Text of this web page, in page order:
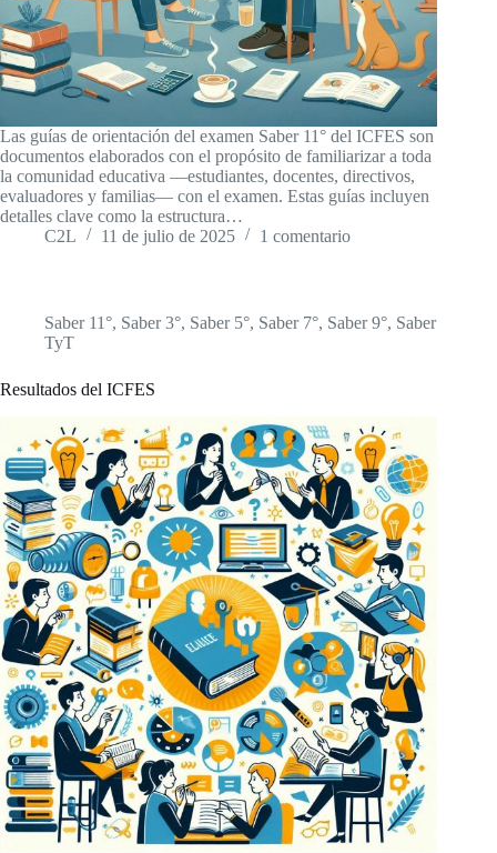
Las guías de orientación del examen Saber 11° del ICFES son
documentos elaborados con el propósito de familiarizar a toda
la comunidad educativa —estudiantes, docentes, directivos,
evaluadores y familias— con el examen. Estas guías incluyen
detalles clave como la estructura…
C2L
11 de julio de 2025 1 comentario
Saber 11°, Saber 3°, Saber 5°, Saber 7°, Saber 9°, Saber
TyT
Resultados del ICFES